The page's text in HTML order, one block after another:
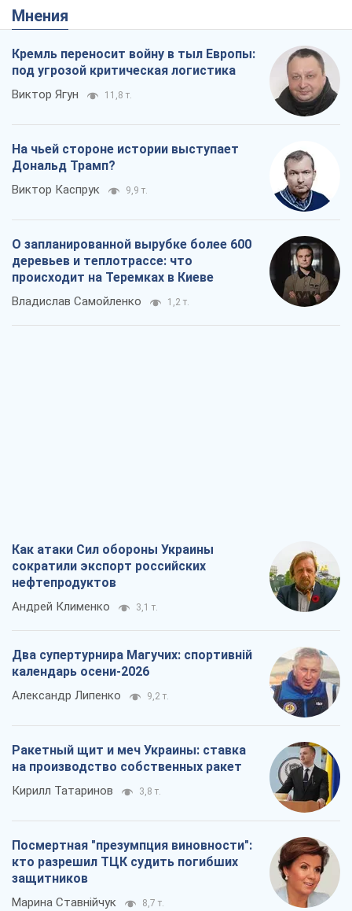
Мнения
Кремль переносит войну в тыл Европы:
под угрозой критическая логистика
Виктор Ягун 11,8 т.
На чьей стороне истории выступает
Дональд Трамп?
Виктор Каспрук 9,9 т.
О запланированной вырубке более 600
деревьев и теплотрассе: что
происходит на Теремках в Киеве
Владислав Самойленко 1,2 т.
Как атаки Сил обороны Украины
сократили экспорт российских
нефтепродуктов
Андрей Клименко 3,1 т.
Два супертурнира Магучих: спортивній
календарь осени-2026
Александр Липенко 9,2 т.
Ракетный щит и меч Украины: ставка
на производство собственных ракет
Кирилл Татаринов 3,8 т.
Посмертная "презумпция виновности":
кто разрешил ТЦК судить погибших
защитников
Марина Ставнійчук 8,7 т.